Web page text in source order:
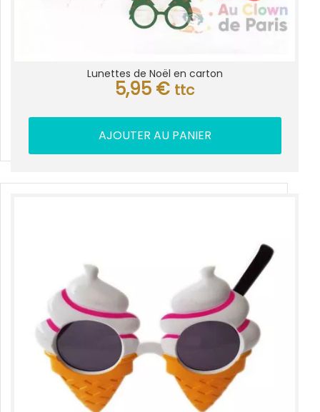
Lunettes de Noël en carton
5,95 € ttc
AJOUTER AU PANIER